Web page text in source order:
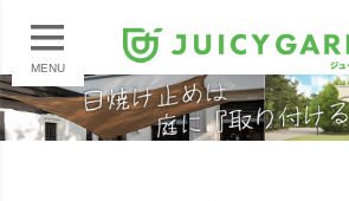
MENU